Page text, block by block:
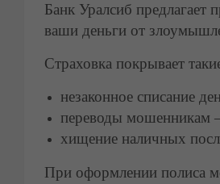
Банк Уралсиб
ваши деньги от
Страховка покрывает
незаконное списание
переводы мошенникам
хищение наличных
При оформлении полиса